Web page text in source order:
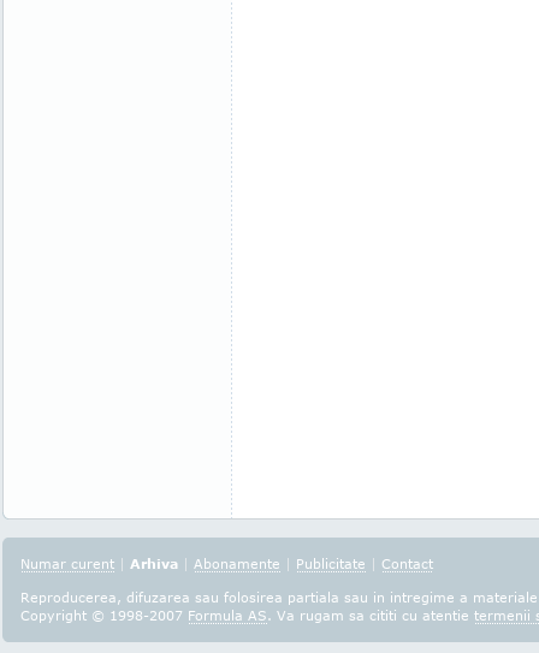
Numar curent | Arhiva | Abonamente | Publicitate | Contact
Reproducerea, difuzarea sau folosirea partiala sau in intregime a
Copyright © 1998-2007 Formula AS. Va rugam sa cititi cu atentie termenii